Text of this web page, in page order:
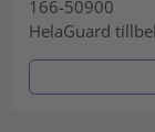
166-50900
HelaGuard